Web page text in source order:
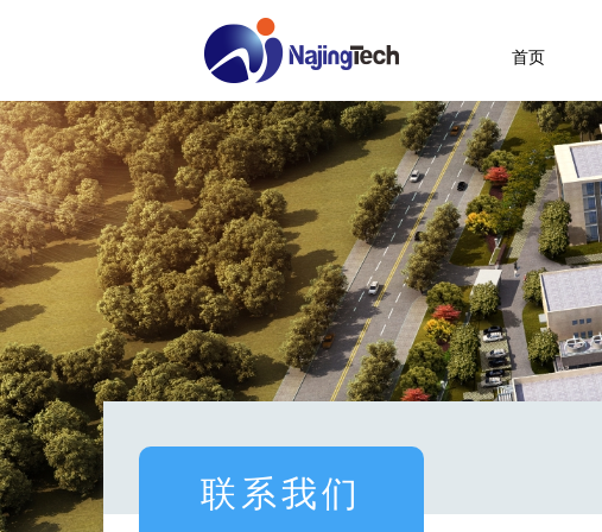
首页
量子点
TCL 海信
公司简介
联系我们